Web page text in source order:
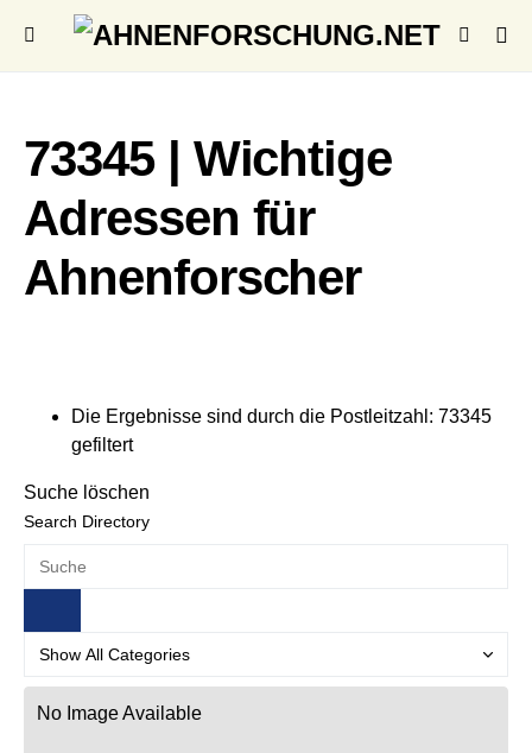
73345 | Wichtige
Adressen für
Ahnenforscher
Die Ergebnisse sind durch die Postleitzahl: 73345
gefiltert
Suche löschen
Search Directory
No Image Available